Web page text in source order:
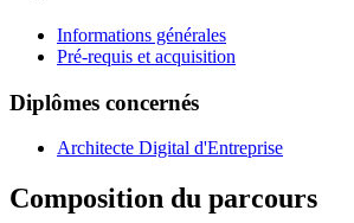
Informations générales
Pré-requis et acquisition
Diplômes concernés
Architecte Digital d'Entreprise
Composition du parcours